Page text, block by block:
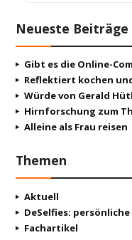
Neueste Beiträge
Gibt es die Online-
Reflektiert kochen
Würde von Gerald
Hirnforschung zum
Alleine als Frau reisen
Themen
Aktuell
DeSelfies:
Fachartikel